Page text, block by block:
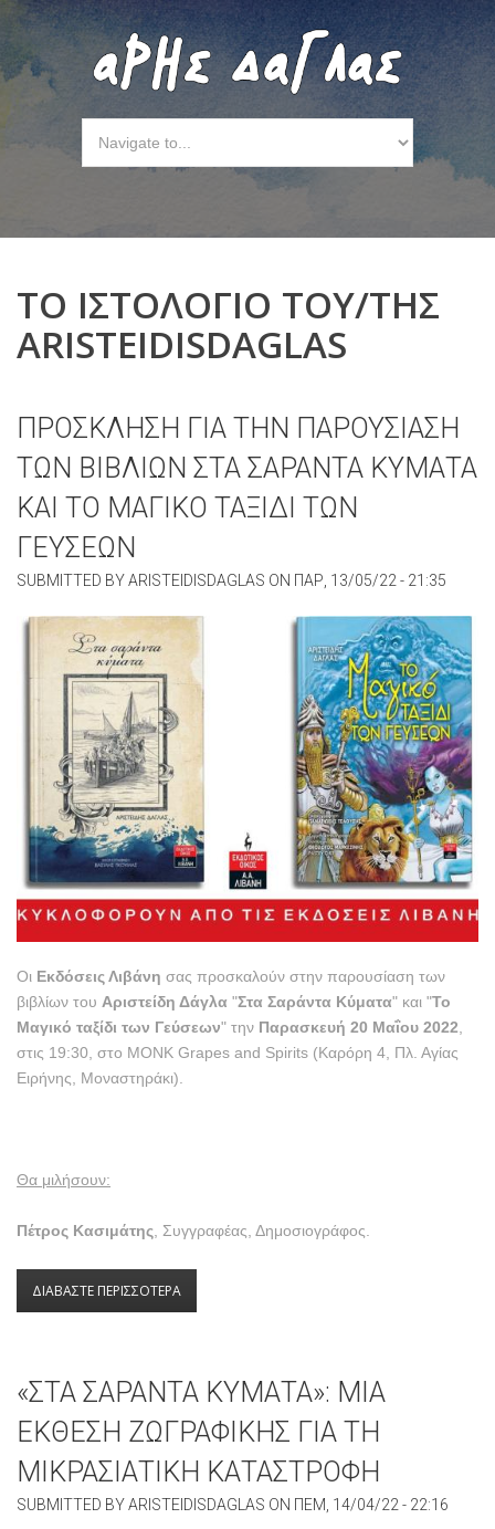
ΤΟ ΙΣΤΟΛΟΓΙΟ ΤΟΥ/ΤΗΣ
ARISTEIDISDAGLAS
ΠΡΟΣΚΛΗΣΗ ΓΙΑ ΤΗΝ ΠΑΡΟΥΣΙΑΣΗ
ΤΩΝ ΒΙΒΛΙΩΝ ΣΤΑ ΣΑΡΑΝΤΑ ΚΥΜΑΤΑ
ΚΑΙ ΤΟ ΜΑΓΙΚΟ ΤΑΞΙΔΙ ΤΩΝ
ΓΕΥΣΕΩΝ
SUBMITTED BYARISTEIDISDAGLAS ON ΠΑΡ, 13/05/22 - 21:35
Οι Εκδόσεις Λιβάνη σας προσκαλούν στην παρουσίαση των
βιβλίων του Αριστείδη Δάγλα "Στα Σαράντα Κύματα" και "Το
Μαγικό ταξίδι των Γεύσεων" την Παρασκευή 20 Μαΐου 2022
στις 19:30, στο MONK Grapes and Spirits (Καρόρη 4, Πλ. Αγίας
Ειρήνης, Μοναστηράκι).
Θα μιλήσουν:
Πέτρος Κασιμάτης , Συγγραφέας, Δημοσιογράφος.
ΔΙΑΒΑΣΤΕ ΠΕΡΙΣΣΟΤΕΡΑ
«ΣΤΑ ΣΑΡΑΝΤΑ ΚΥΜΑΤΑ»: ΜΙΑ
ΕΚΘΕΣΗ ΖΩΓΡΑΦΙΚΗΣ ΓΙΑ ΤΗ
ΜΙΚΡΑΣΙΑΤΙΚΗ ΚΑΤΑΣΤΡΟΦΗ
SUBMITTED BYARISTEIDISDAGLAS ON ΠΕΜ, 14/04/22 - 22:16